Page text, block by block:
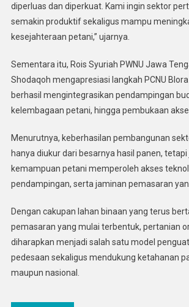
diperluas dan diperkuat. Kami ingin sektor
semakin produktif sekaligus mampu
kesejahteraan petani,” ujarnya.
Sementara itu, Rois Syuriah PWNU Jawa
Shodaqoh mengapresiasi langkah PCNU
berhasil mengintegrasikan pendampingan
kelembagaan petani, hingga pembukaan
Menurutnya, keberhasilan pembangunan
hanya diukur dari besarnya hasil panen, tetapi
kemampuan petani memperoleh akses
pendampingan, serta jaminan pemasaran
Dengan cakupan lahan binaan yang terus
pemasaran yang mulai terbentuk, pertanian
diharapkan menjadi salah satu model
pedesaan sekaligus mendukung ketahanan
maupun nasional.